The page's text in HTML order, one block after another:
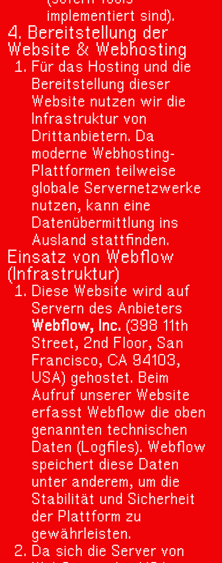
implementiert sind).
4. Bereitstellung der
Website & Webhosting
Für das Hosting und die
Bereitstellung dieser
Website nutzen wir die
Infrastruktur von
Drittanbietern. Da
moderne Webhosting-
Plattformen teilweise
globale Servernetzwerke
nutzen, kann eine
Datenübermittlung ins
Ausland stattfinden.
Einsatz von Webflow
(Infrastruktur)
Diese Website wird auf
Servern des Anbieters
Webflow, Inc. (398 11th
Street, 2nd Floor, San
Francisco, CA 94103,
USA) gehostet. Beim
Aufruf unserer Website
erfasst Webflow die oben
genannten technischen
Daten (Logfiles). Webflow
speichert diese Daten
unter anderem, um die
Stabilität und Sicherheit
der Plattform zu
gewährleisten.
Da sich die Server von